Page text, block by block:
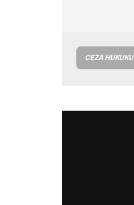
CEZA HUKUKU